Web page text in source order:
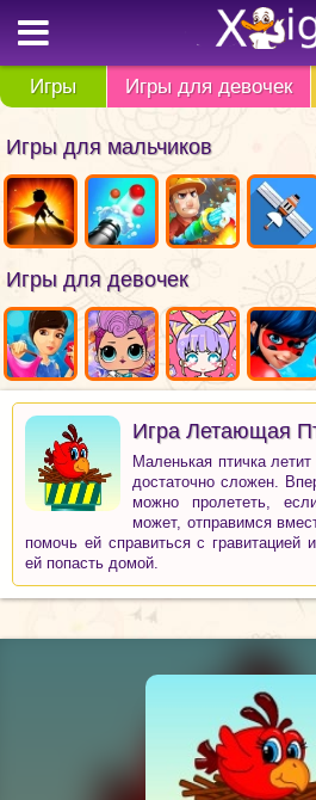
Игры Игры для девочек
Игры для мальчиков
Игры для девочек
Игра Летающая
Маленькая птичка
достаточно сложен.
можно пролететь,
может, отправимся
помочь ей справиться с
ей попасть домой.